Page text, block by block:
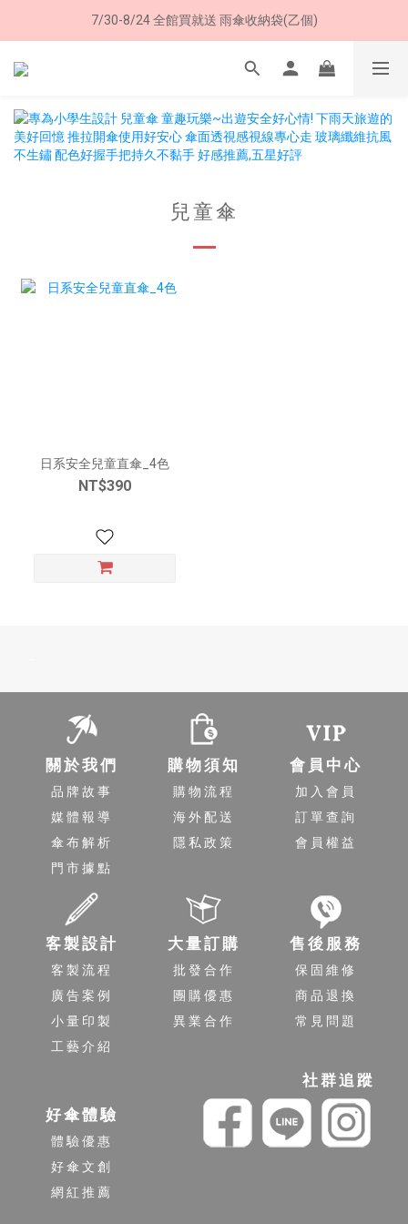
8/8 父親節限定 超商取貨免運費
7/30-8/24 全館買就送 雨傘收納袋(乙個)
8/8 父親節限定 超商取貨免運費
兒童傘
日系安全兒童直傘_4色
NT$390
關於我們
品牌故事
媒體報導
傘布解析
門市據點
購物須知
購物流程
海外配送
隱私政策
會員中心
加入會員
訂單查詢
會員權益
客製設計
客製流程
廣告案例
小量印製
工藝介紹
大量訂購
批發合作
團購優惠
異業合作
售後服務
保固維修
商品退換
常見問題
好傘體驗
體驗優惠
好傘文創
網紅推薦
社群追蹤